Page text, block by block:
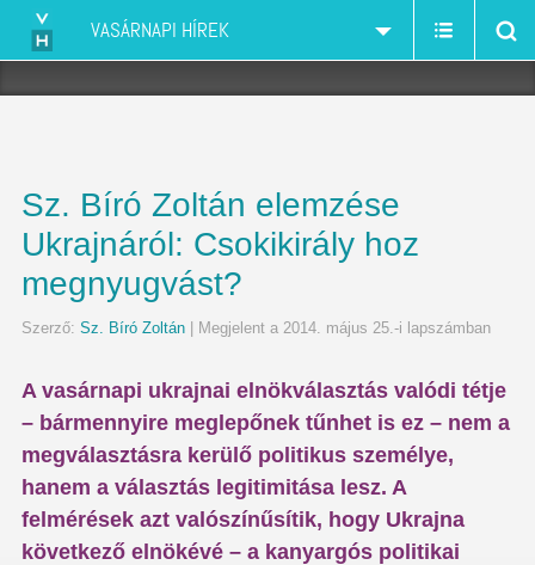
VASÁRNAPI HÍREK
Sz. Bíró Zoltán elemzése
Ukrajnáról: Csokikirály hoz
megnyugvást?
Szerző: Sz. Bíró Zoltán| Megjelent a 2014. május 25.-i lapszámban
A vasárnapi ukrajnai elnökválasztás valódi tétje
– bármennyire meglepőnek tűnhet is ez – nem a
megválasztásra kerülő politikus személye,
hanem a választás legitimitása lesz. A
felmérések azt valószínűsítik, hogy Ukrajna
következő elnökévé – a kanyargós politikai